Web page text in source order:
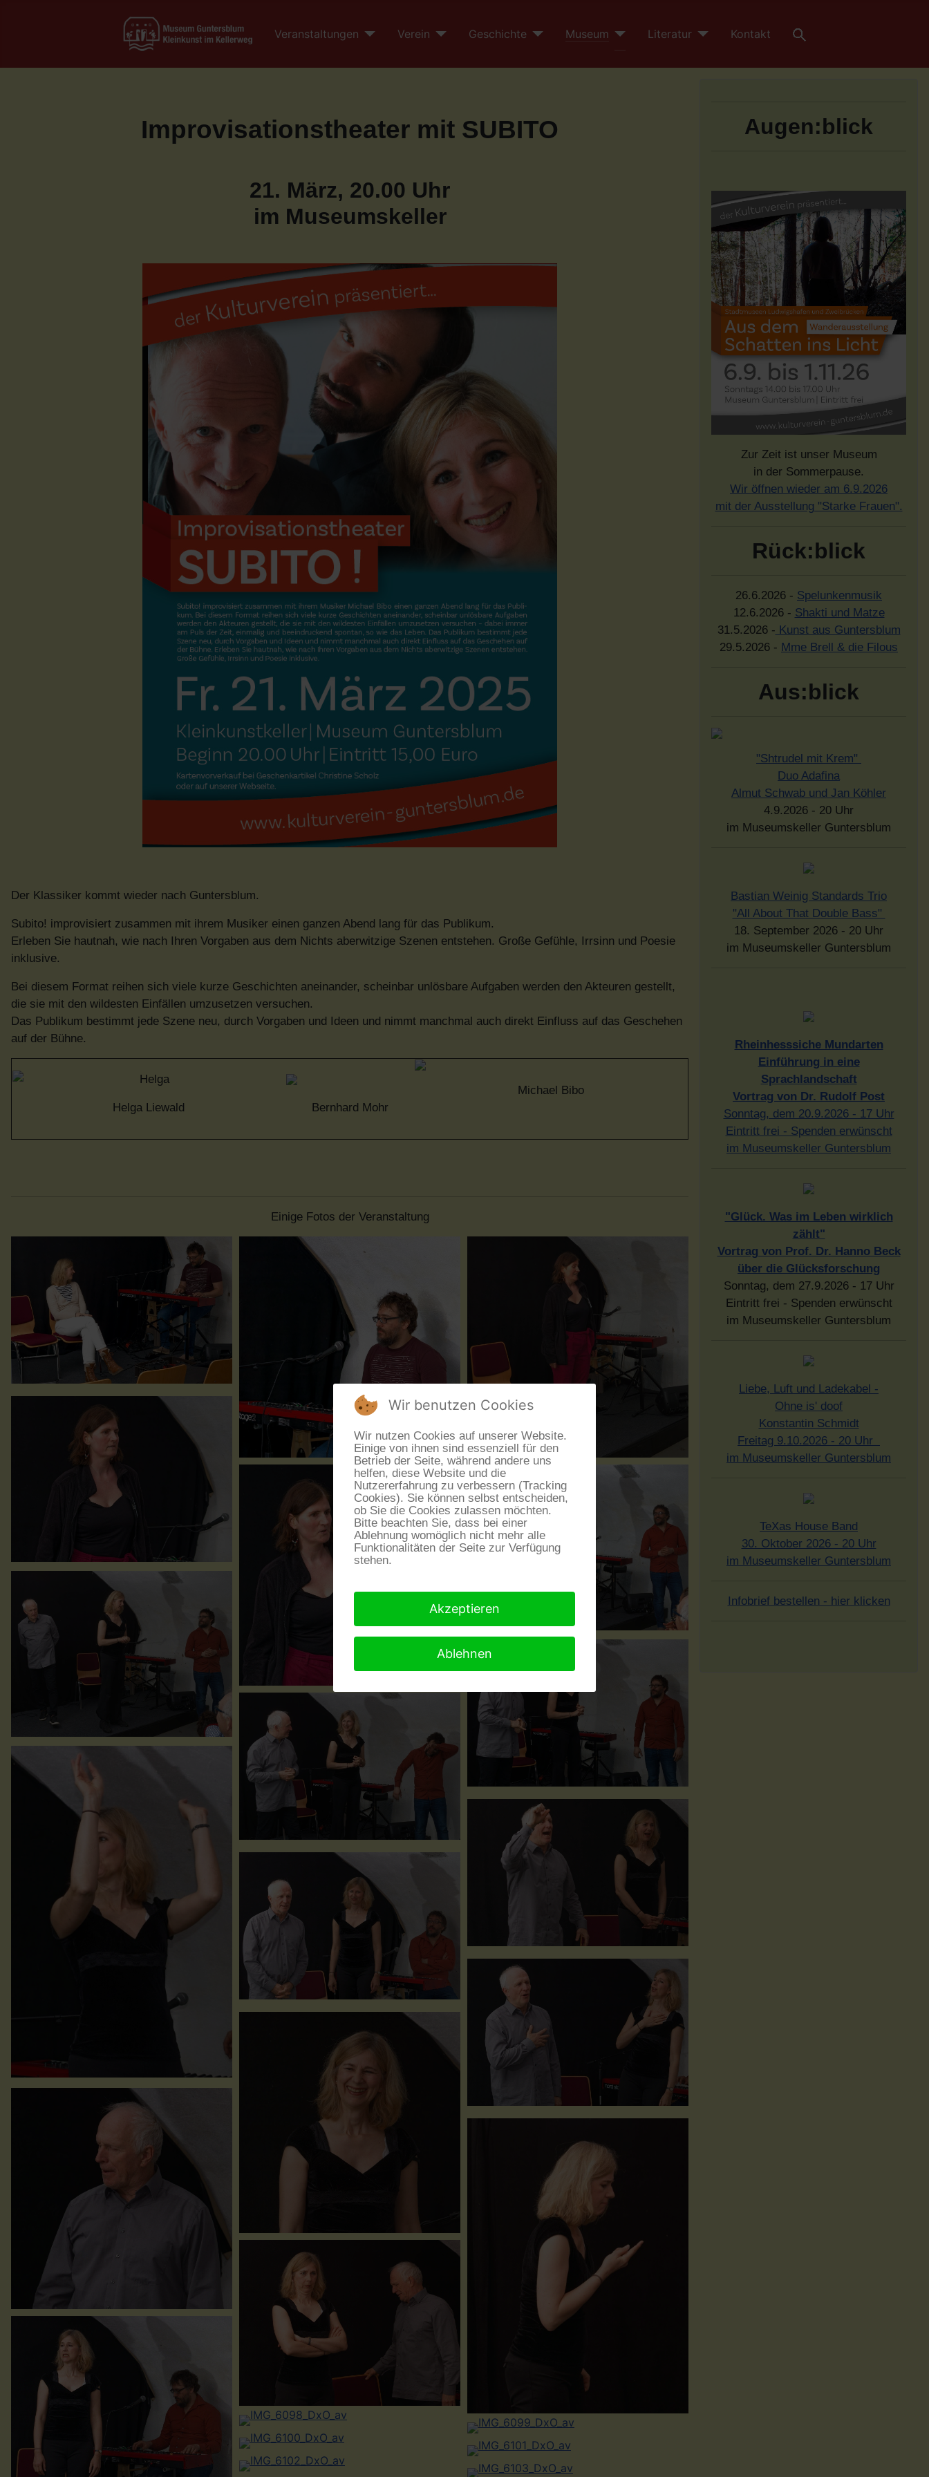
Veranstaltungen Verein Geschichte Museum Literatur Kontakt
Improvisationstheater mit SUBITO
21. März, 20.00 Uhr
im Museumskeller
Der Klassiker kommt wieder nach Guntersblum.
Subito! improvisiert zusammen mit ihrem Musiker einen ganzen Abend lang für das Publikum.
Erleben Sie hautnah, wie nach Ihren Vorgaben aus dem Nichts aberwitzige Szenen entstehen. Große Gefühle, Irrsinn und Poesie
inklusive.
Bei diesem Format reihen sich viele kurze Geschichten aneinander, scheinbar unlösbare Aufgaben werden den Akteuren gestellt,
die sie mit den wildesten Einfällen umzusetzen versuchen.
Das Publikum bestimmt jede Szene neu, durch Vorgaben und Ideen und nimmt manchmal auch direkt Einfluss auf das Geschehen
auf der Bühne.
Helga Liewald Bernhard Mohr
Michael Bibo
Einige Fotos der Veranstaltung
Augen:blick
Zur Zeit ist unser Museum
in der Sommerpause.
Wir öffnen wieder am 6.9.2026
mit der Ausstellung "Starke Frauen".
Rück:blick
26.6.2026 - Spelunkenmusik
12.6.2026 - Shakti und Matze
31.5.2026 - Kunst aus Guntersblum
29.5.2026 - Mme Brell & die Filous
Aus:blick
"Shtrudel mit Krem"
Duo Adafina
Almut Schwab und Jan Köhler
4.9.2026 - 20 Uhr
im Museumskeller Guntersblum
Bastian Weinig Standards Trio
"All About That Double Bass"
18. September 2026 - 20 Uhr
im Museumskeller Guntersblum
Rheinhesssiche Mundarten
Einführung in eine
Sprachlandschaft
Vortrag von Dr. Rudolf Post
Sonntag, dem 20.9.2026 - 17 Uhr
Eintritt frei - Spenden erwünscht
im Museumskeller Guntersblum
"Glück. Was im Leben wirklich
zählt"
Vortrag von Prof. Dr. Hanno Beck
über die Glücksforschung
Sonntag, dem 27.9.2026 - 17 Uhr
Eintritt frei - Spenden erwünscht
im Museumskeller Guntersblum
Liebe, Luft und Ladekabel -
Ohne is' doof
Konstantin Schmidt
Freitag 9.10.2026 - 20 Uhr
im Museumskeller Guntersblum
TeXas House Band
30. Oktober 2026 - 20 Uhr
im Museumskeller Guntersblum
Infobrief bestellen - hier klicken
Wir benutzen Cookies
Wir nutzen Cookies auf unserer Website.
Einige von ihnen sind essenziell für den
Betrieb der Seite, während andere uns
helfen, diese Website und die
Nutzererfahrung zu verbessern (Tracking
Cookies). Sie können selbst entscheiden,
ob Sie die Cookies zulassen möchten.
Bitte beachten Sie, dass bei einer
Ablehnung womöglich nicht mehr alle
Funktionalitäten der Seite zur Verfügung
stehen.
Akzeptieren
Ablehnen